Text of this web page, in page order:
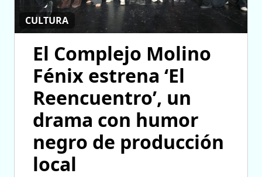
CULTURA
El Complejo Molino
Fénix estrena ‘El
Reencuentro’, un
drama con humor
negro de producción
local